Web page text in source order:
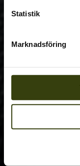
Statistik
Marknadsföring